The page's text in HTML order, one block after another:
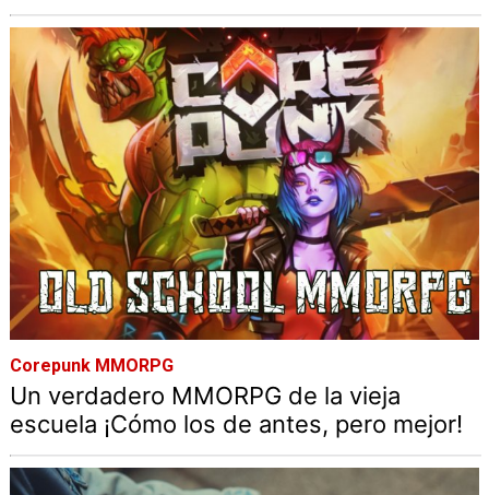
Corepunk MMORPG
Un verdadero MMORPG de la vieja
escuela ¡Cómo los de antes, pero mejor!